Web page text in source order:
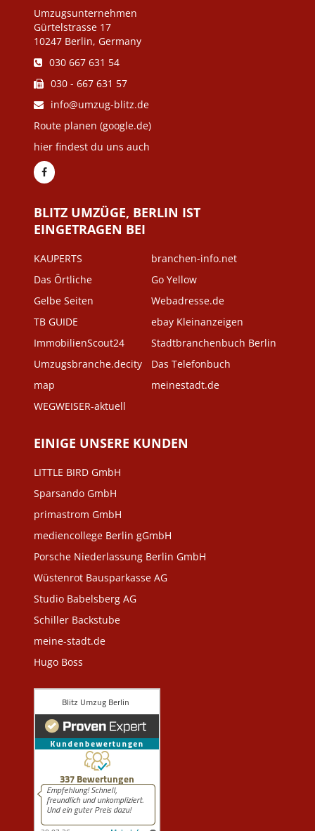
Umzugsunternehmen
Gürtelstrasse 17
10247 Berlin, Germany
030 667 631 54
030 - 667 631 57
info@umzug-blitz.de
Route planen (google.de)
hier findest du uns auch
BLITZ UMZÜGE, BERLIN IST
EINGETRAGEN BEI
KAUPERTS
Das Örtliche
Gelbe Seiten
TB GUIDE
ImmobilienScout24
Umzugsbranche.decity
map
WEGWEISER-aktuell
branchen-info.net
Go Yellow
Webadresse.de
ebay Kleinanzeigen
Stadtbranchenbuch Berlin
Das Telefonbuch
meinestadt.de
EINIGE UNSERE KUNDEN
LITTLE BIRD GmbH
Sparsando GmbH
primastrom GmbH
mediencollege Berlin gGmbH
Porsche Niederlassung Berlin GmbH
Wüstenrot Bausparkasse AG
Studio Babelsberg AG
Schiller Backstube
meine-stadt.de
Hugo Boss